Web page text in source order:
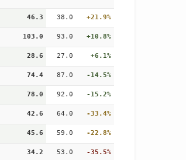
46.3 38.0 +21.9%
103.0 93.0 +10.8%
28.6 27.0 +6.1%
74.4 87.0 -14.5%
78.0 92.0 -15.2%
42.6 64.0 -33.4%
45.6 59.0 -22.8%
34.2 53.0 -35.5%